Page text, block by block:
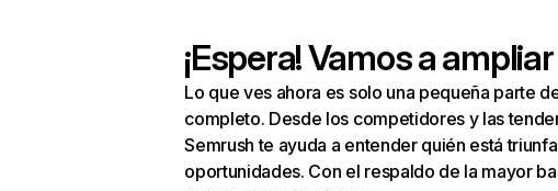
¡Espera! Vamos a
Lo que ves ahora es solo una pequeña parte
completo. Desde los competidores y las
Semrush te ayuda a entender quién está
oportunidades. Con el respaldo de la mayor